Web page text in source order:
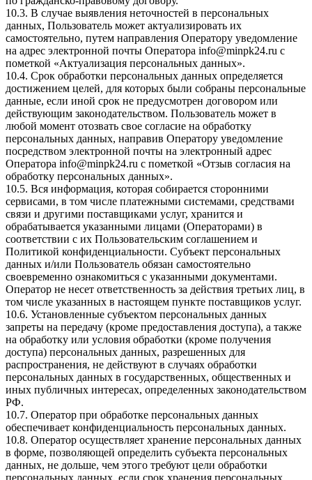
10.3. В случае выявления неточностей в персональных
данных, Пользователь может актуализировать их
самостоятельно, путем направления Оператору уведомление
на адрес электронной почты Оператора info@minpk24.ru с
пометкой «Актуализация персональных данных».
10.4. Срок обработки персональных данных определяется
достижением целей, для которых были собраны персональные
данные, если иной срок не предусмотрен договором или
действующим законодательством. Пользователь может в
любой момент отозвать свое согласие на обработку
персональных данных, направив Оператору уведомление
посредством электронной почты на электронный адрес
Оператора info@minpk24.ru с пометкой «Отзыв согласия на
обработку персональных данных».
10.5. Вся информация, которая собирается сторонними
сервисами, в том числе платежными системами, средствами
связи и другими поставщиками услуг, хранится и
обрабатывается указанными лицами (Операторами) в
соответствии с их Пользовательским соглашением и
Политикой конфиденциальности. Субъект персональных
данных и/или Пользователь обязан самостоятельно
своевременно ознакомиться с указанными документами.
Оператор не несет ответственность за действия третьих лиц, в
том числе указанных в настоящем пункте поставщиков услуг.
10.6. Установленные субъектом персональных данных
запреты на передачу (кроме предоставления доступа), а также
на обработку или условия обработки (кроме получения
доступа) персональных данных, разрешенных для
распространения, не действуют в случаях обработки
персональных данных в государственных, общественных и
иных публичных интересах, определенных законодательством
РФ.
10.7. Оператор при обработке персональных данных
обеспечивает конфиденциальность персональных данных.
10.8. Оператор осуществляет хранение персональных данных
в форме, позволяющей определить субъекта персональных
данных, не дольше, чем этого требуют цели обработки
персональных данных, если срок хранения персональных